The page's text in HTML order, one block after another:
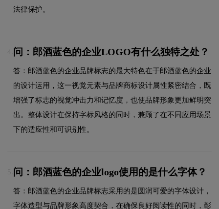
法律保护。
4. 问：郎酒蓝色的企业LOGO有什么独特之处？
答：郎酒蓝色的企业品牌标志的最大特色在于郎酒蓝色的企业
的设计运用，这一视觉元素与品牌商标设计属性紧密结合，既
增强了标志的视觉冲击力和记忆度，也使品牌形象更加鲜明突
出。整体设计在保持字标风格的同时，兼顾了在不同应用场景
下的适应性和可识别性。
5. 问：郎酒蓝色的企业logo使用的是什么字体？
答：郎酒蓝色的企业品牌标志采用的是圆润可爱的字体设计，
字体造型与品牌形象高度契合，在确保良好阅读性的同时，彰